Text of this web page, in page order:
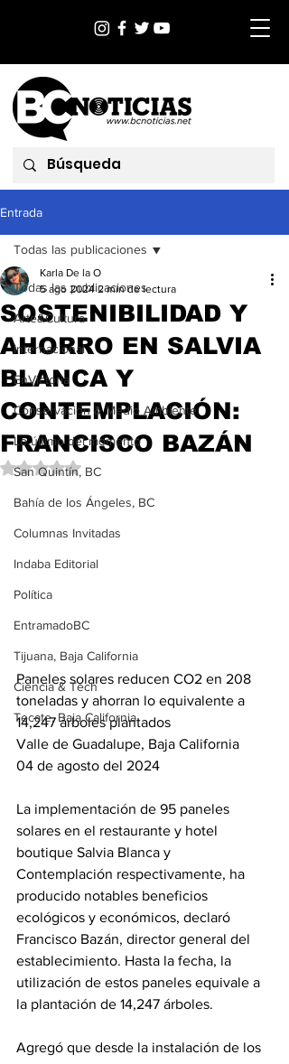
Entrada
Todas las publicaciones
Arte&Cultura
Internacional
EnVictoria
Conservación & Medio Ambiente
Lo último del momento
San Quintín, BC
Bahía de los Ángeles, BC
Columnas Invitadas
Indaba Editorial
Política
EntramadoBC
Tijuana, Baja California
Ciencia & Tech
Tecate, Baja California
Todas las publicaciones
SOSTENIBILIDAD Y
AHORRO EN SALVIA
BLANCA Y
CONTEMPLACIÓN:
FRANCISCO BAZÁN
Karla De la O
5 ago 2024 2 min de lectura
Obtuvo NaN de 5 estrellas.
Paneles solares reducen CO2 en 208
toneladas y ahorran lo equivalente a
14,247 árboles plantados
Valle de Guadalupe, Baja California
04 de agosto del 2024
La implementación de 95 paneles
solares en el restaurante y hotel
boutique Salvia Blanca y
Contemplación respectivamente, ha
producido notables beneficios
ecológicos y económicos, declaró
Francisco Bazán, director general del
establecimiento. Hasta la fecha, la
utilización de estos paneles equivale a
la plantación de 14,247 árboles.
Agregó que desde la instalación de los